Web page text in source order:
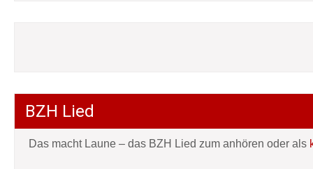
BZH Lied
Das macht Laune – das BZH Lied zum anhören oder als